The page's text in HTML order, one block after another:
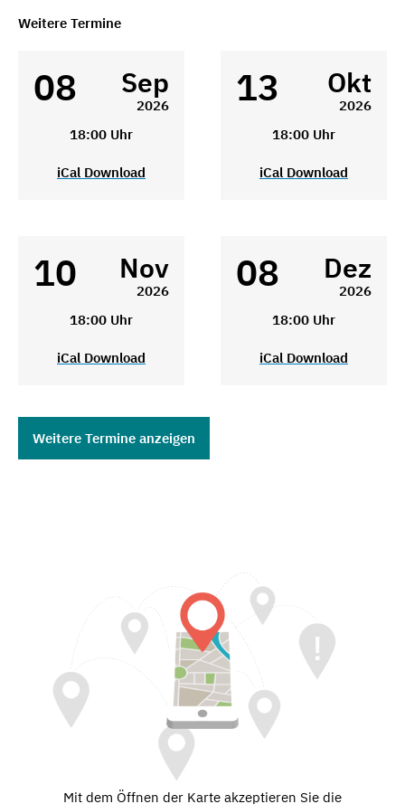
Weitere Termine
08 Sep
2026
18:00 Uhr
iCal Download
13 Okt
2026
18:00 Uhr
iCal Download
10 Nov
2026
18:00 Uhr
iCal Download
08 Dez
2026
18:00 Uhr
iCal Download
Weitere Termine anzeigen
Mit dem Öffnen der Karte akzeptieren Sie die